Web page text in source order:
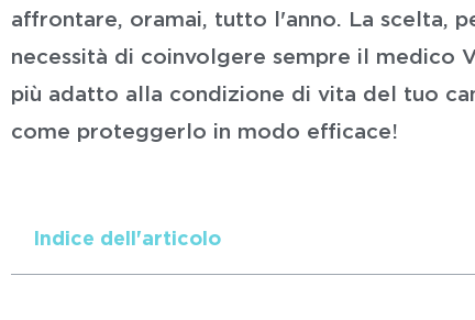
affrontare, oramai, tutto l'anno. La scelta,
necessità di coinvolgere sempre il medico
più adatto alla condizione di vita del tuo
come proteggerlo in modo efficace!
Indice dell'articolo